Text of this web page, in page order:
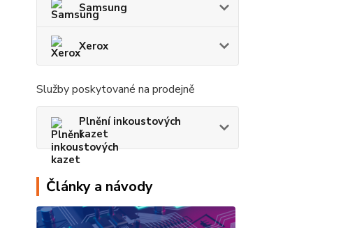
Samsung
Xerox
Služby poskytované na prodejně
Plnění inkoustových
kazet
Články a návody